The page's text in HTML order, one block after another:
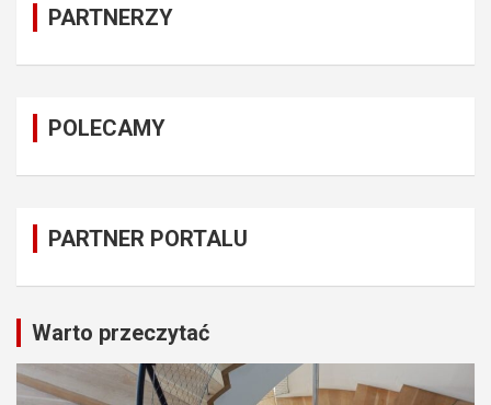
PARTNERZY
POLECAMY
PARTNER PORTALU
Warto przeczytać